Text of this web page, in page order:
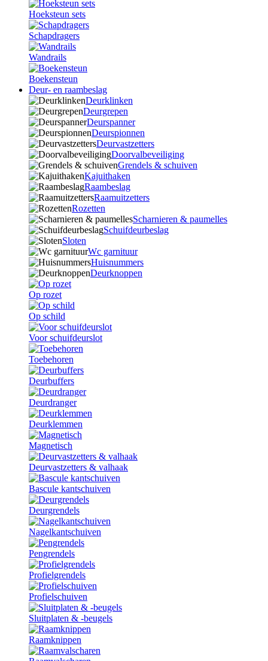
Hoeksteun sets
Schapdragers
Wandrails
Boekensteun
Deur- en raambeslag
Deurklinken
Deurgrepen
Deurspanner
Deurspionnen
Deurvastzetters
Doorvalbeveiliging
Grendels & schuiven
Kajuithaken
Raambeslag
Raamuitzetters
Rozetten
Scharnieren & paumelles
Schuifdeurbeslag
Sloten
Wc garnituur
Huisnummers
Deurknoppen
Op rozet
Op schild
Voor schuifdeurslot
Toebehoren
Deurbuffers
Deurdranger
Deurklemmen
Magnetisch
Deurvastzetters & valhaak
Bascule kantschuiven
Deurgrendels
Nagelkantschuiven
Pengrendels
Profielgrendels
Profielschuiven
Sluitplaten & -beugels
Raamknippen